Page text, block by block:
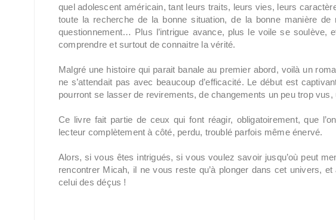
quel adolescent américain, tant leurs traits, leurs vies, leurs
toute la recherche de la bonne situation, de la bonne manière
questionnement… Plus l’intrigue avance, plus le voile se soulève,
comprendre et surtout de connaitre la vérité.
Malgré une histoire qui parait banale au premier abord, voilà un
ne s’attendait pas avec beaucoup d’efficacité. Le début est
pourront se lasser de revirements, de changements un peu trop vus,
Ce livre fait partie de ceux qui font réagir, obligatoirement, que
lecteur complètement à côté, perdu, troublé parfois même énervé.
Alors, si vous êtes intrigués, si vous voulez savoir jusqu’où peut
rencontrer Micah, il ne vous reste qu’à plonger dans cet univers,
celui des déçus !